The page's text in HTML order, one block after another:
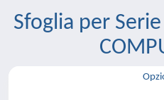
Sfoglia per Serie